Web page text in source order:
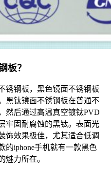
板？
锈钢板，黑色镜面不锈钢板
黑钛镜面不锈钢板在普通不
然后通过高温真空镀钛PVD
牢固耐腐蚀的黑钛。表面光
饰效果极佳，尤其适合低调
的iphone手机就有一款黑色
魅力所在。